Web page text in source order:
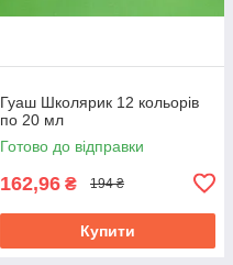
Гуаш Школярик 12 кольорів
по 20 мл
Готово до відправки
162,96 ₴ 194 ₴
Купити